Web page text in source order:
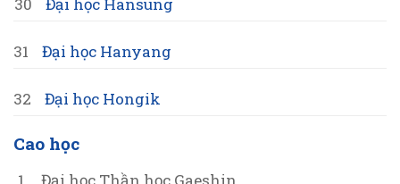
30 Đại học Hansung
31 Đại học Hanyang
32 Đại học Hongik
Cao học